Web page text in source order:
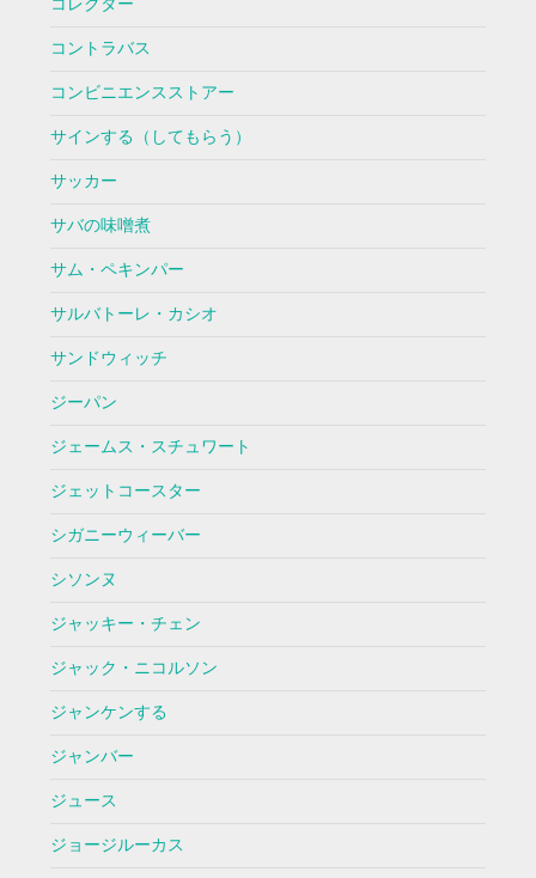
コレクター
コントラバス
コンビニエンスストアー
サインする（してもらう）
サッカー
サバの味噌煮
サム・ペキンパー
サルバトーレ・カシオ
サンドウィッチ
ジーパン
ジェームス・スチュワート
ジェットコースター
シガニーウィーバー
シソンヌ
ジャッキー・チェン
ジャック・ニコルソン
ジャンケンする
ジャンバー
ジュース
ジョージルーカス